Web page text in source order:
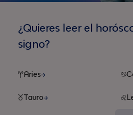
¿Quieres leer el
signo?
Aries
Tauro